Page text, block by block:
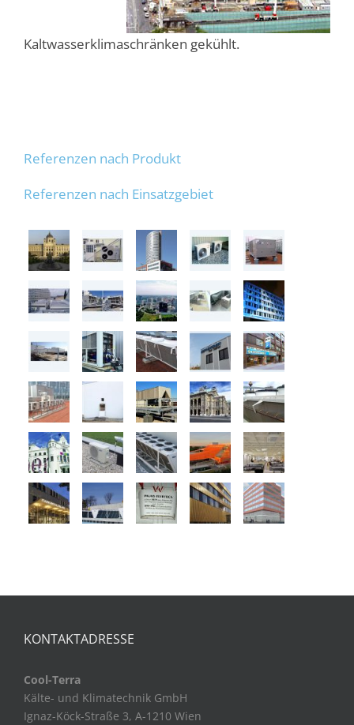
Kaltwasserklimaschränken gekühlt.
Referenzen nach Produkt
Referenzen nach Einsatzgebiet
KONTAKTADRESSE
Cool-Terra
Kälte- und Klimatechnik GmbH
Ignaz-Köck-Straße 3, A-1210 Wien